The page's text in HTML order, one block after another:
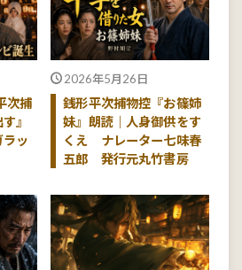
次捕
』
ッ
2026年5月26日
銭形平次捕物控『お篠姉
妹』朗読｜人身御供をす
くえ ナレーター七味春
五郎 発行元丸竹書房